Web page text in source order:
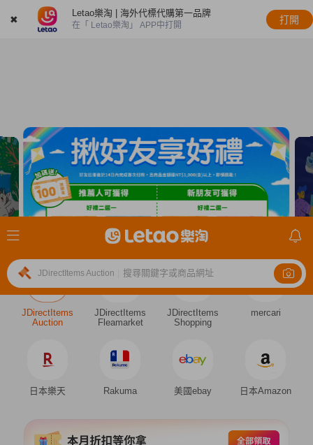
✖
Letao樂淘 | 海外代標代購第一品牌
在「 Letao樂淘」 APP中打開
打開
JDirectItems Auction 搜尋關鍵字或商品網址
JDirectItems
Auction
JDirectItems
Fleamarket
JDirectItems
Shopping
mercari
日本樂天 Rakuma 美國ebay 日本Amazon